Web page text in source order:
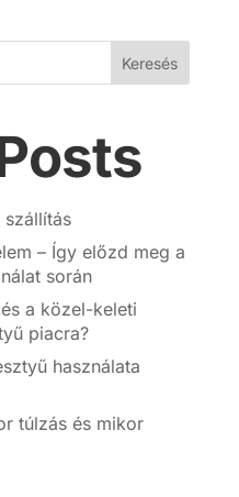
Keresés
szállítás
– Így előzd meg a
során
a közel-keleti
piacra?
használata
túlzás és mikor